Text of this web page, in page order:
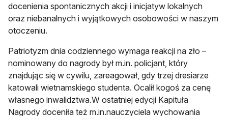
docenienia spontanicznych akcji i inicjatyw lokalnych
oraz niebanalnych i wyjątkowych osobowości w naszym
otoczeniu.
Patriotyzm dnia codziennego wymaga reakcji na zło –
nominowany do nagrody był m.in. policjant, który
znajdując się w cywilu, zareagował, gdy trzej dresiarze
katowali wietnamskiego studenta. Ocalił kogoś za cenę
własnego inwalidztwa.W ostatniej edycji Kapituła
Nagrody doceniła też m.in.nauczyciela wychowania